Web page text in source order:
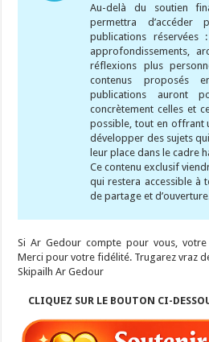
Au-delà du soutien
permettra d’accéder
publications réservées
approfondissements,
réflexions plus
contenus proposés
publications auront
concrètement celles et
possible, tout en offrant
développer des sujets
leur place dans le cadre
Ce contenu exclusif
qui restera accessible à
de partage et
Si Ar Gedour compte pour vous,
Merci pour votre fidélité. Trugarez vraz
Skipailh Ar Gedour
CLIQUEZ SUR LE BOUTON CI-